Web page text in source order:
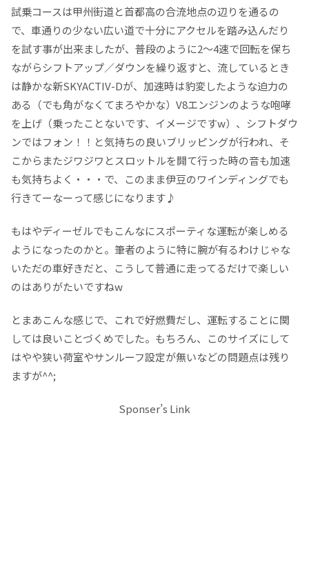
試乗コースは甲州街道と首都高の合流地点の辺りを通るの
で、車通りの少ない広い道で十分にアクセルを踏み込んだり
を試す事が出来ましたが、普段のように2〜4速で回転を保ち
ながらシフトアップ／ダウンを繰り返すと、流しているとき
は静かな新SKYACTIV-Dが、加速時は豹変したような迫力の
ある（でも角がなくてまろやかな）V8エンジンのような咆哮
を上げ（乗ったことないです、イメージですw）、シフトダウ
ンではフォン！！と気持ちの良いブリッピングが行われ、そ
こからまたジワジワとスロットルを開て行った時の音も加速
も気持ちよく・・・で、このまま伊豆のワインディングでも
行きてーなーって感じになります♪
もはやディーゼルでもこんなにスポーティな運転が楽しめる
ようになったのかと。筆者のように特に腕が有るわけじゃな
いただの車好きだと、こうして普通に走ってるだけで楽しい
のはありがたいですねw
とまあこんな感じで、これで好燃費だし、運転することに関
しては良いことづくめでした。もちろん、このサイズにして
はやや狭い荷室やサンルーフ設定が無いなどの問題点は残り
ますが^^;
Sponser’s Link